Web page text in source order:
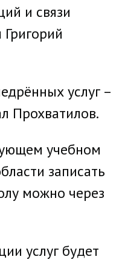
и связи
услуг –
Прохватилов.
учебном
записать
можно через
услуг будет